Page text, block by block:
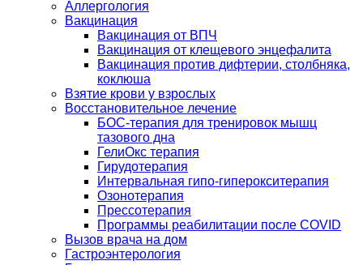
Аллергология
Вакцинация
Вакцинация от ВПЧ
Вакцинация от клещевого энцефалита
Вакцинация против дифтерии, столбняка,
коклюша
Взятие крови у взрослых
Восстановительное лечение
БОС-терапия для тренировок мышц
тазового дна
ГелиОкс терапия
Гирудотерапия
Интервальная гипо-гиперокситерапия
Озонотерапия
Прессотерапия
Программы реабилитации после СOVID
Вызов врача на дом
Гастроэнтерология